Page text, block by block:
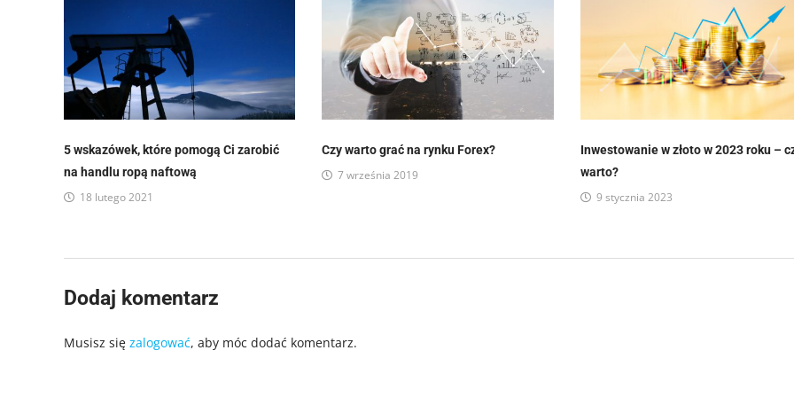
5 wskazówek, które pomogą Ci zarobić
na handlu ropą naftową
18 lutego 2021
Czy warto grać na rynku Forex?
7 września 2019
Inwestowanie w złoto w 2023 roku –
warto?
9 stycznia 2023
Dodaj komentarz
Musisz się zalogować, aby móc dodać komentarz.